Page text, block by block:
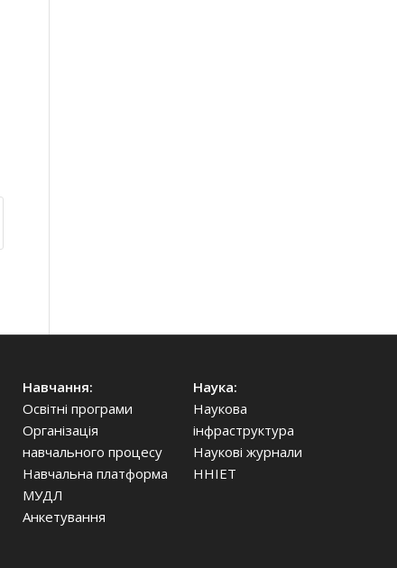
Навчання:
Освітні програми
Організація
навчального процесу
Навчальна платформа
МУДЛ
Анкетування
Наука:
Наукова
інфраструктура
Наукові журнали
ННІЕТ